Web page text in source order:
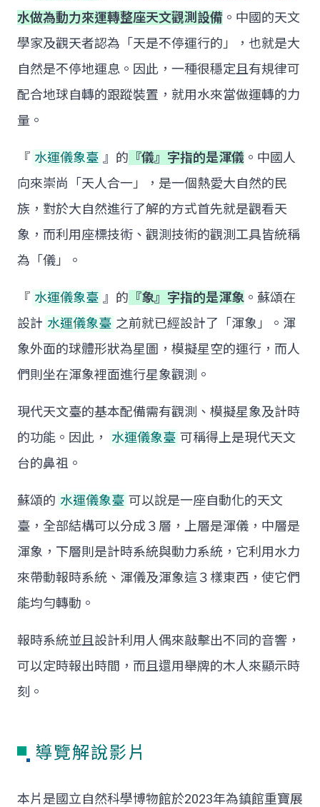
水做為動力來運轉整座天文觀測設備 。中國的天文
學家及觀天者認為「天是不停運行的」，也就是大
自然是不停地運息。因此，一種很穩定且有規律可
配合地球自轉的跟蹤裝置，就用水來當做運轉的力
量。
『 水運儀象臺 』的 『儀』字指的是渾儀 。中國人
向來崇尚「天人合一」，是一個熱愛大自然的民
族，對於大自然進行了解的方式首先就是觀看天
象，而利用座標技術、觀測技術的觀測工具皆統稱
為「儀」。
『 水運儀象臺 』的 『象』字指的是渾象 。蘇頌在
設計 水運儀象臺 之前就已經設計了「渾象」。渾
象外面的球體形狀為星圖，模擬星空的運行，而人
們則坐在渾象裡面進行星象觀測。
現代天文臺的基本配備需有觀測、模擬星象及計時
的功能。因此，
水運儀象臺 可稱得上是現代天文
台的鼻祖。
蘇頌的 水運儀象臺 可以說是一座自動化的天文
臺，全部結構可以分成３層，上層是渾儀，中層是
渾象，下層則是計時系統與動力系統，它利用水力
來帶動報時系統、渾儀及渾象這３樣東西，使它們
能均勻轉動。
報時系統並且設計利用人偶來敲擊出不同的音響，
可以定時報出時間，而且還用舉牌的木人來顯示時
刻。
導覽解說影片
本片是國立自然科學博物館於2023年為鎮館重寶展